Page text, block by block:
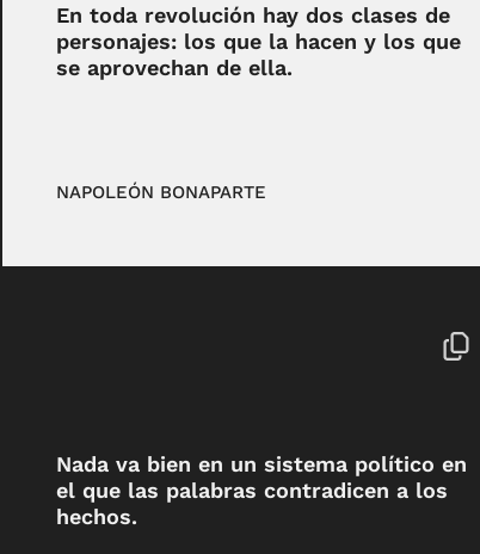
En toda revolución hay dos clases de
personajes: los que la hacen y los que
se aprovechan de ella.
NAPOLEÓN BONAPARTE
Nada va bien en un sistema político en
el que las palabras contradicen a los
hechos.